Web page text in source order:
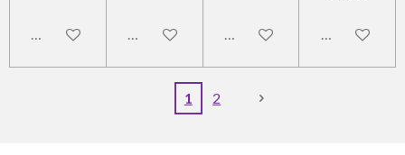
In winkelwagen In winkelwagen In winkelwagen In
1 2